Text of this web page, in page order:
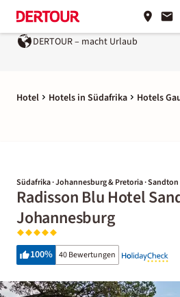
DERTOUR – macht Urlaub
Hotel Hotels in Südafrika Hotels
Südafrika · Johannesburg & Pretoria · Sandton
Radisson Blu Hotel
Johannesburg
100% 40 Bewertungen